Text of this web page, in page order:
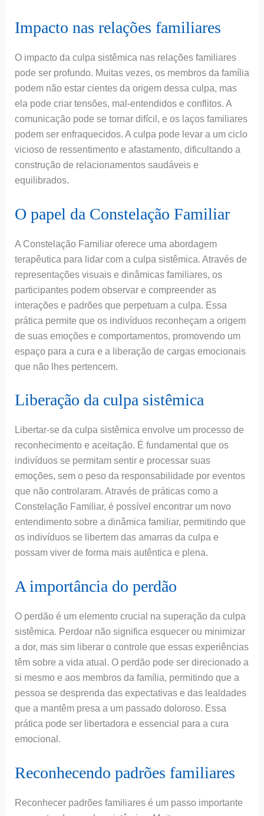
Impacto nas relações familiares
O impacto da culpa sistêmica nas relações familiares
pode ser profundo. Muitas vezes, os membros da família
podem não estar cientes da origem dessa culpa, mas
ela pode criar tensões, mal-entendidos e conflitos. A
comunicação pode se tornar difícil, e os laços familiares
podem ser enfraquecidos. A culpa pode levar a um ciclo
vicioso de ressentimento e afastamento, dificultando a
construção de relacionamentos saudáveis e
equilibrados.
O papel da Constelação Familiar
A Constelação Familiar oferece uma abordagem
terapêutica para lidar com a culpa sistêmica. Através de
representações visuais e dinâmicas familiares, os
participantes podem observar e compreender as
interações e padrões que perpetuam a culpa. Essa
prática permite que os indivíduos reconheçam a origem
de suas emoções e comportamentos, promovendo um
espaço para a cura e a liberação de cargas emocionais
que não lhes pertencem.
Liberação da culpa sistêmica
Libertar-se da culpa sistêmica envolve um processo de
reconhecimento e aceitação. É fundamental que os
indivíduos se permitam sentir e processar suas
emoções, sem o peso da responsabilidade por eventos
que não controlaram. Através de práticas como a
Constelação Familiar, é possível encontrar um novo
entendimento sobre a dinâmica familiar, permitindo que
os indivíduos se libertem das amarras da culpa e
possam viver de forma mais autêntica e plena.
A importância do perdão
O perdão é um elemento crucial na superação da culpa
sistêmica. Perdoar não significa esquecer ou minimizar
a dor, mas sim liberar o controle que essas experiências
têm sobre a vida atual. O perdão pode ser direcionado a
si mesmo e aos membros da família, permitindo que a
pessoa se desprenda das expectativas e das lealdades
que a mantêm presa a um passado doloroso. Essa
prática pode ser libertadora e essencial para a cura
emocional.
Reconhecendo padrões familiares
Reconhecer padrões familiares é um passo importante